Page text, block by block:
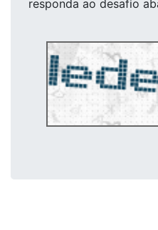
responda ao desafio